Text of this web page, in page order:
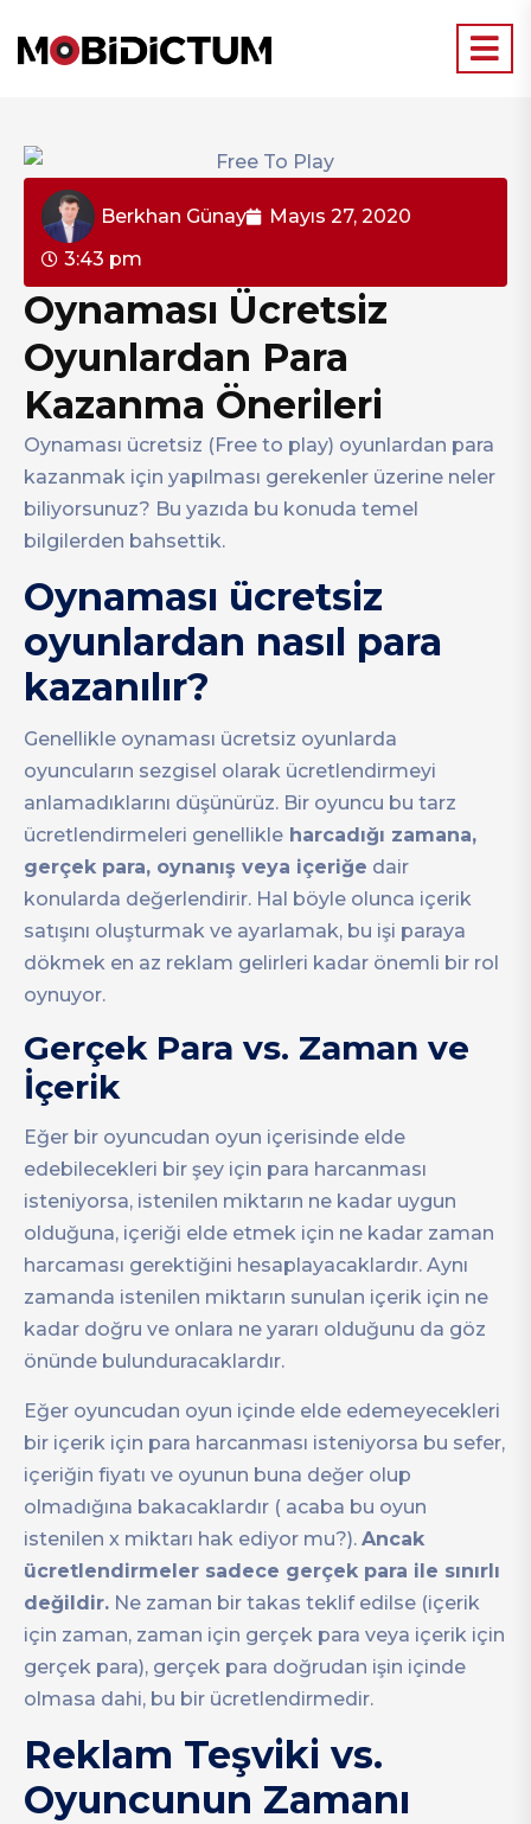
Berkhan Günay
Mayıs 27, 2020
3:43 pm
Oynaması Ücretsiz
Oyunlardan Para
Kazanma Önerileri
Oynaması ücretsiz (Free to play) oyunlardan para
kazanmak için yapılması gerekenler üzerine neler
biliyorsunuz? Bu yazıda bu konuda temel
bilgilerden bahsettik.
Oynaması ücretsiz
oyunlardan nasıl para
kazanılır?
Genellikle oynaması ücretsiz oyunlarda
oyuncuların sezgisel olarak ücretlendirmeyi
anlamadıklarını düşünürüz. Bir oyuncu bu tarz
ücretlendirmeleri genellikle harcadığı zamana,
gerçek para, oynanış veya içeriğe dair
konularda değerlendirir. Hal böyle olunca içerik
satışını oluşturmak ve ayarlamak, bu işi paraya
dökmek en az reklam gelirleri kadar önemli bir rol
oynuyor.
Gerçek Para vs. Zaman ve
İçerik
Eğer bir oyuncudan oyun içerisinde elde
edebilecekleri bir şey için para harcanması
isteniyorsa, istenilen miktarın ne kadar uygun
olduğuna, içeriği elde etmek için ne kadar zaman
harcaması gerektiğini hesaplayacaklardır. Aynı
zamanda istenilen miktarın sunulan içerik için ne
kadar doğru ve onlara ne yararı olduğunu da göz
önünde bulunduracaklardır.
Eğer oyuncudan oyun içinde elde edemeyecekleri
bir içerik için para harcanması isteniyorsa bu sefer,
içeriğin fiyatı ve oyunun buna değer olup
olmadığına bakacaklardır ( acaba bu oyun
istenilen x miktarı hak ediyor mu?). Ancak
ücretlendirmeler sadece gerçek para ile sınırlı
değildir. Ne zaman bir takas teklif edilse (içerik
için zaman, zaman için gerçek para veya içerik için
gerçek para), gerçek para doğrudan işin içinde
olmasa dahi, bu bir ücretlendirmedir.
Reklam Teşviki vs.
Oyuncunun Zamanı